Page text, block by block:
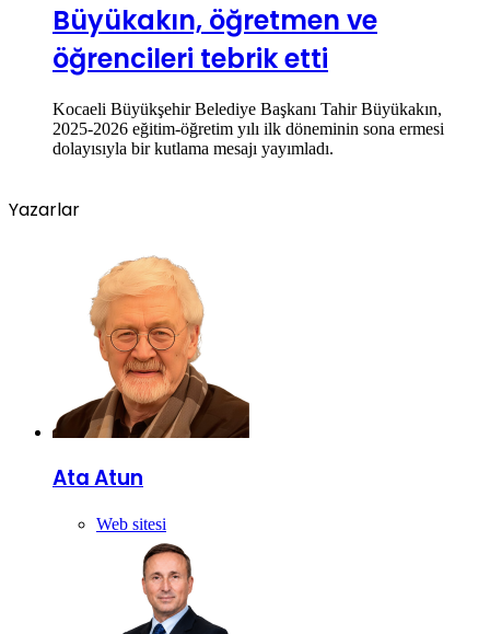
Büyükakın, öğretmen ve
öğrencileri tebrik etti
Kocaeli Büyükşehir Belediye Başkanı Tahir Büyükakın,
2025-2026 eğitim-öğretim yılı ilk döneminin sona ermesi
dolayısıyla bir kutlama mesajı yayımladı.
Yazarlar
Ata Atun
Web sitesi